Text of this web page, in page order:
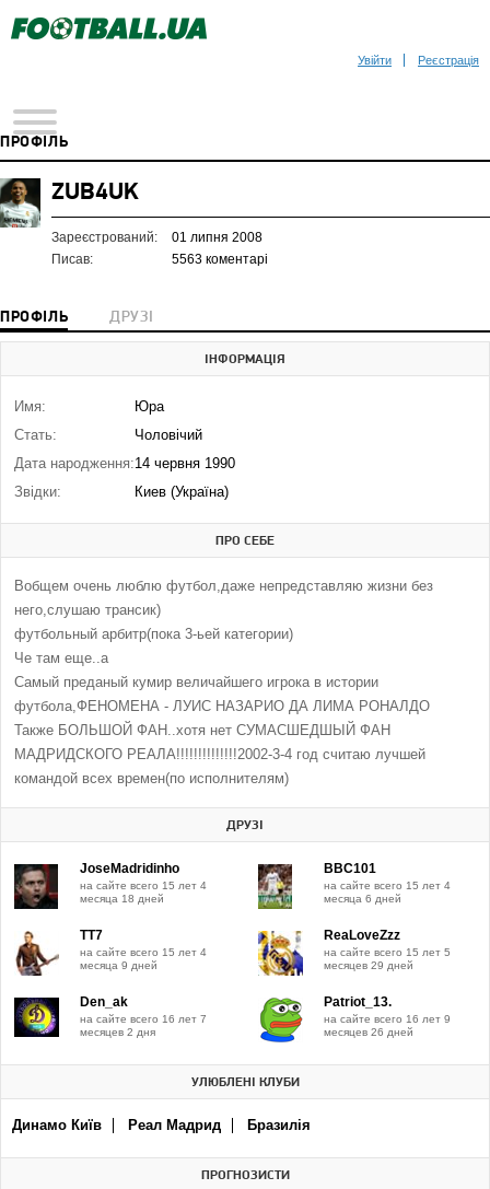
Увійти Реєстрація
ПРОФІЛЬ
ZUB4UK
Зареєстрований:
01 липня 2008
Писав:
5563 коментарі
ПРОФІЛЬ ДРУЗІ
ІНФОРМАЦІЯ
Имя:
Юра
Стать:
Чоловічий
Дата народження:14 червня 1990
Звідки:
Киев (Україна)
ПРО СЕБЕ
Вобщем очень люблю футбол,даже непредставляю жизни без
него,слушаю трансик)
футбольный арбитр(пока 3-ьей категории)
Че там еще..а
Самый преданый кумир величайшего игрока в истории
футбола,ФЕНОМЕНА - ЛУИС НАЗАРИО ДА ЛИМА РОНАЛДО
Также БОЛЬШОЙ ФАН..хотя нет СУМАСШЕДШЫЙ ФАН
МАДРИДСКОГО РЕАЛА!!!!!!!!!!!!!!2002-3-4 год считаю лучшей
командой всех времен(по исполнителям)
ДРУЗІ
JoseMadridinho
на сайте всего 15 лет 4
месяца 18 дней
BBC101
на сайте всего 15 лет 4
месяца 6 дней
TT7
на сайте всего 15 лет 4
месяца 9 дней
ReaLoveZzz
на сайте всего 15 лет 5
месяцев 29 дней
Den_ak
на сайте всего 16 лет 7
месяцев 2 дня
Patriot_13.
на сайте всего 16 лет 9
месяцев 26 дней
УЛЮБЛЕНІ КЛУБИ
Динамо Київ Реал Мадрид Бразилія
ПРОГНОЗИСТИ